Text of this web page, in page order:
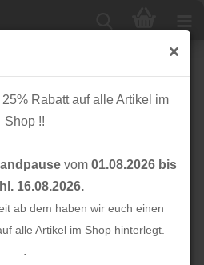
Rabatt auf alle Artikel im
Shop !!
vom 01.08.2026 bis
16.08.2026.
ab dem haben wir euch einen
alle Artikel im Shop hinterlegt.
.
- A31 - Albstoffe